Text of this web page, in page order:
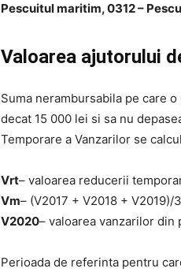
Pescuitul maritim, 0312 –
Valoarea ajutorului
Suma nerambursabila pe care
decat 15 000 lei si sa nu
Temporare a Vanzarilor se
Vrt– valoarea reducerii
Vm– (V2017 + V2018 + V2019)/3
V2020– valoarea vanzarilor
Perioada de referinta pentru